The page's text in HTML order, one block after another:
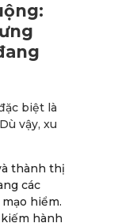
biệt là
vậy, xu
thành thị
các
hiểm.
hành